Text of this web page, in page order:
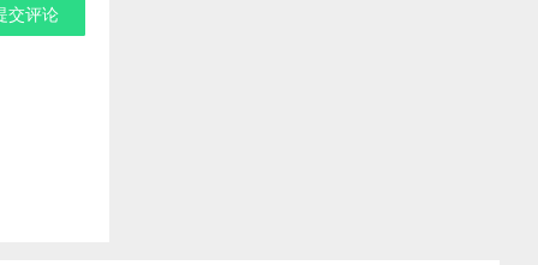
交评论